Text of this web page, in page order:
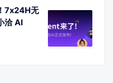
7x24H无
洽 AI